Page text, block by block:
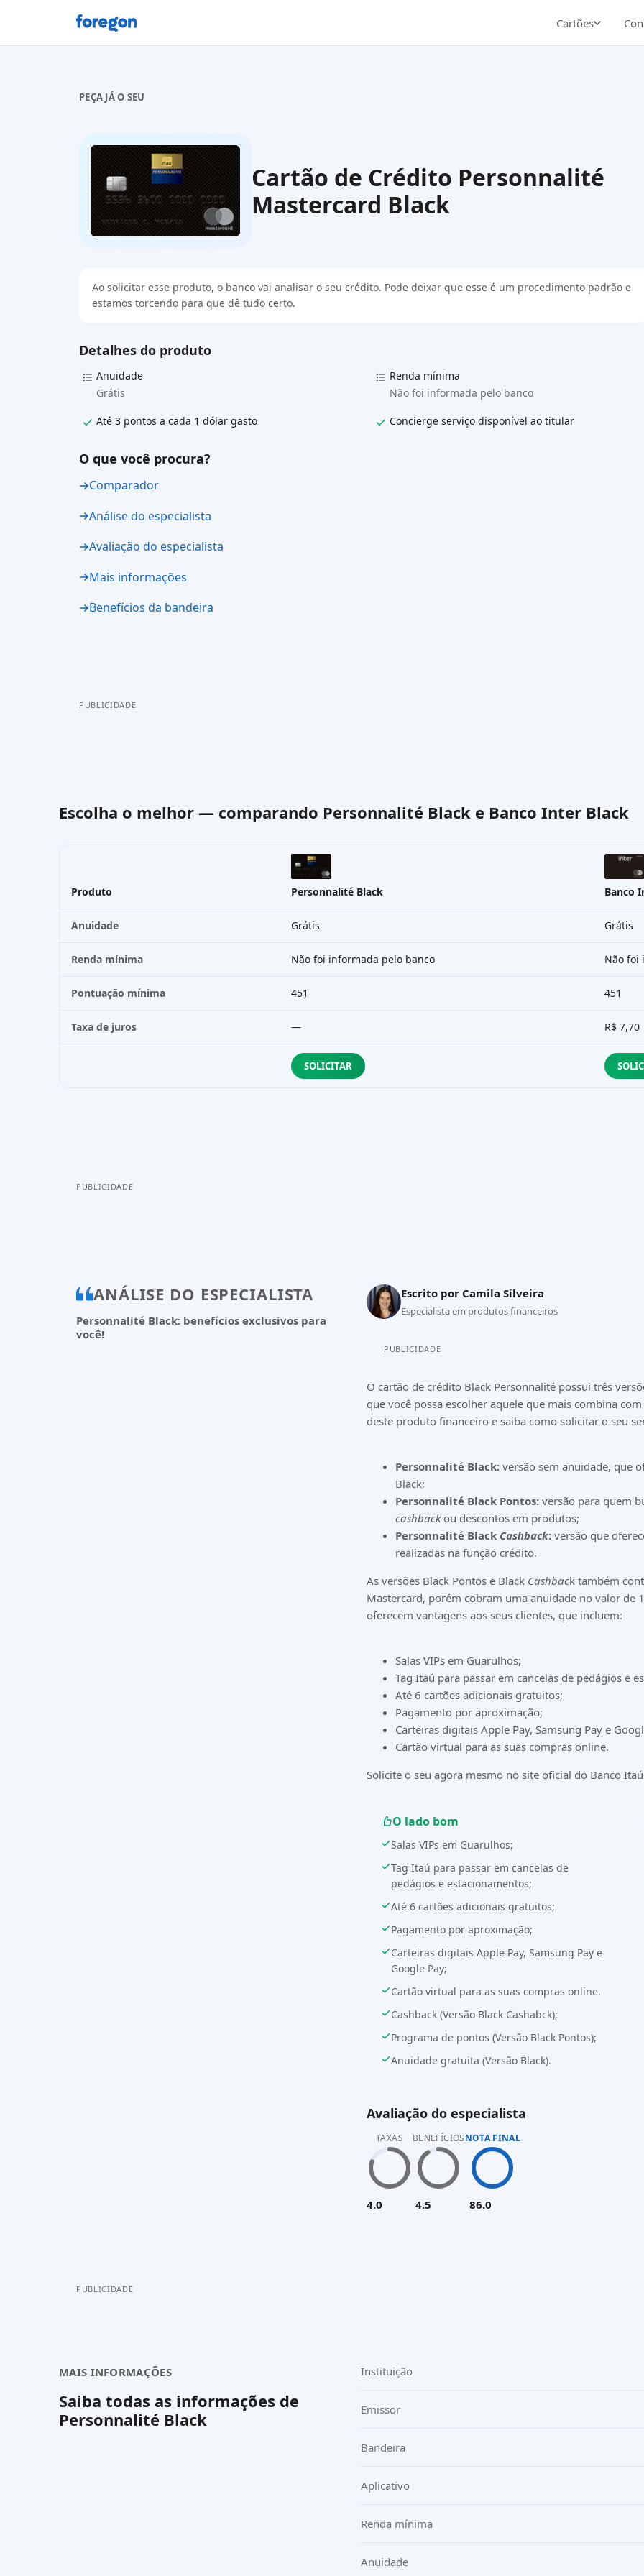
Foregon.com
Cartões
PEÇA JÁ O SEU
Cartão de Crédito Personnalité
Mastercard Black
Ao solicitar esse produto, o banco vai analisar o seu crédito. Pode deixar que esse é um procedimento padrão e
estamos torcendo para que dê tudo certo.
Detalhes do produto
Anuidade
Grátis
Renda mínima
Não foi informada pelo banco
Até 3 pontos a cada 1 dólar gasto Concierge serviço disponível ao titular
O que você procura?
Comparador
Análise do especialista
Avaliação do especialista
Mais informações
Benefícios da bandeira
PUBLICIDADE
Escolha o melhor — comparando Personnalité Black e Banco Inter Black
Produto Personnalité Black Banco
Anuidade Grátis Grátis
Renda mínima Não foi informada pelo banco Não foi
Pontuação mínima 451 451
Taxa de juros — R$ 7,70
SOLICITAR
PUBLICIDADE
ANÁLISE DO ESPECIALISTA
Personnalité Black: benefícios exclusivos para
você!
Escrito por Camila Silveira
Especialista em produtos financeiros
PUBLICIDADE
O cartão de crédito Black Personnalité possui três
que você possa escolher aquele que mais combina
deste produto financeiro e saiba como solicitar o seu
Personnalité Black: versão sem anuidade, que
Black;
Personnalité Black Pontos: versão para quem
cashbackou descontos em produtos;
Personnalité Black Cashback: versão que
realizadas na função crédito.
As versões Black Pontos e Black Cashback também
Mastercard, porém cobram uma anuidade no valor de
oferecem vantagens aos seus clientes, que incluem:
Salas VIPs em Guarulhos;
Tag Itaú para passar em cancelas de pedágios e
Até 6 cartões adicionais gratuitos;
Pagamento por aproximação;
Carteiras digitais Apple Pay, Samsung Pay e
Cartão virtual para as suas compras online.
Solicite o seu agora mesmo no site oficial do Banco
O lado bom
Salas VIPs em Guarulhos;
Tag Itaú para passar em cancelas de
pedágios e estacionamentos;
Até 6 cartões adicionais gratuitos;
Pagamento por aproximação;
Carteiras digitais Apple Pay, Samsung Pay e
Google Pay;
Cartão virtual para as suas compras online.
Cashback (Versão Black Cashabck);
Programa de pontos (Versão Black Pontos);
Anuidade gratuita (Versão Black).
Avaliação do especialista
TAXAS
4.0
BENEFÍCIOS
4.5
NOTA FINAL
86.0
PUBLICIDADE
MAIS INFORMAÇÕES
Saiba todas as informações de
Personnalité Black
Instituição
Emissor
Bandeira
Aplicativo
Renda mínima
Anuidade